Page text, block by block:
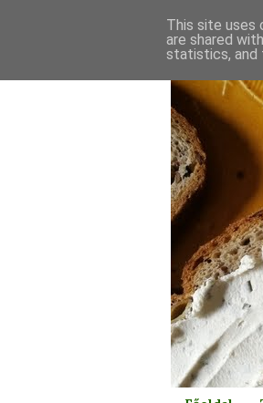
This site uses
are shared
statistics, and